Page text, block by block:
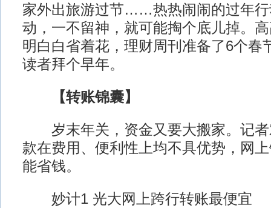
家外出旅游过节……热热闹闹的过年行
动，一不留神，就可能掏个底儿掉。
明白白省着花，理财周刊准备了6个春
读者拜个早年。
【转账锦囊】
岁末年关，资金又要大搬家。记者
款在费用、便利性上均不具优势，网
能省钱。
妙计1 光大网上跨行转账最便宜